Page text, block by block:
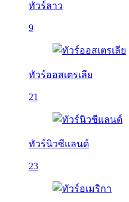
ทัวร์ลาว
9
ทัวร์ออสเตรเลีย
21
ทัวร์นิวซีแลนด์
23